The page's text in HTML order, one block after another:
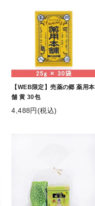
【WEB限定】売薬の郷 薬用本
舗 黄 30包
4,488円(税込)